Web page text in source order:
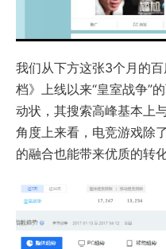
我们从下方这张3个月的
档》上线以来“皇室战争”
动状，其搜索高峰基本上
角度上来看，电竞游戏除
的融合也能带来优质的转化